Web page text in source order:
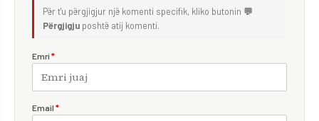
Për t'u përgjigjur një komenti specifik, kliko butonin 💬
Përgjigju poshtë atij komenti.
Emri *
Email *